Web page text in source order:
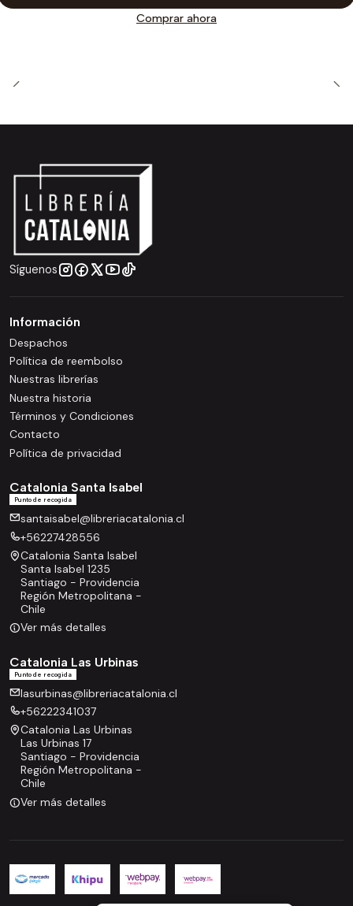
Comprar ahora
Síguenos
Información
Despachos
Política de reembolso
Nuestras librerías
Nuestra historia
Términos y Condiciones
Contacto
Política de privacidad
Catalonia Santa Isabel
Punto de recogida
santaisabel@libreriacatalonia.cl
+56227428556
Catalonia Santa Isabel
Santa Isabel 1235
Santiago - Providencia
Región Metropolitana -
Chile
Ver más detalles
Catalonia Las Urbinas
Punto de recogida
lasurbinas@libreriacatalonia.cl
+56222341037
Catalonia Las Urbinas
Las Urbinas 17
Santiago - Providencia
Región Metropolitana -
Chile
Ver más detalles